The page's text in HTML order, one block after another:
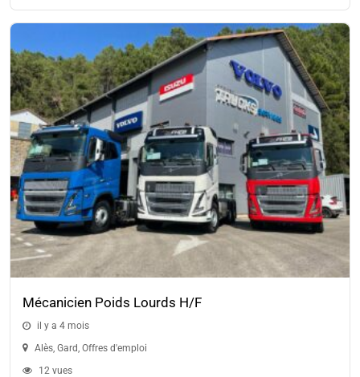
Mécanicien Poids Lourds H/F
il y a 4 mois
Alès Gard Offres d'emploi
12 vues